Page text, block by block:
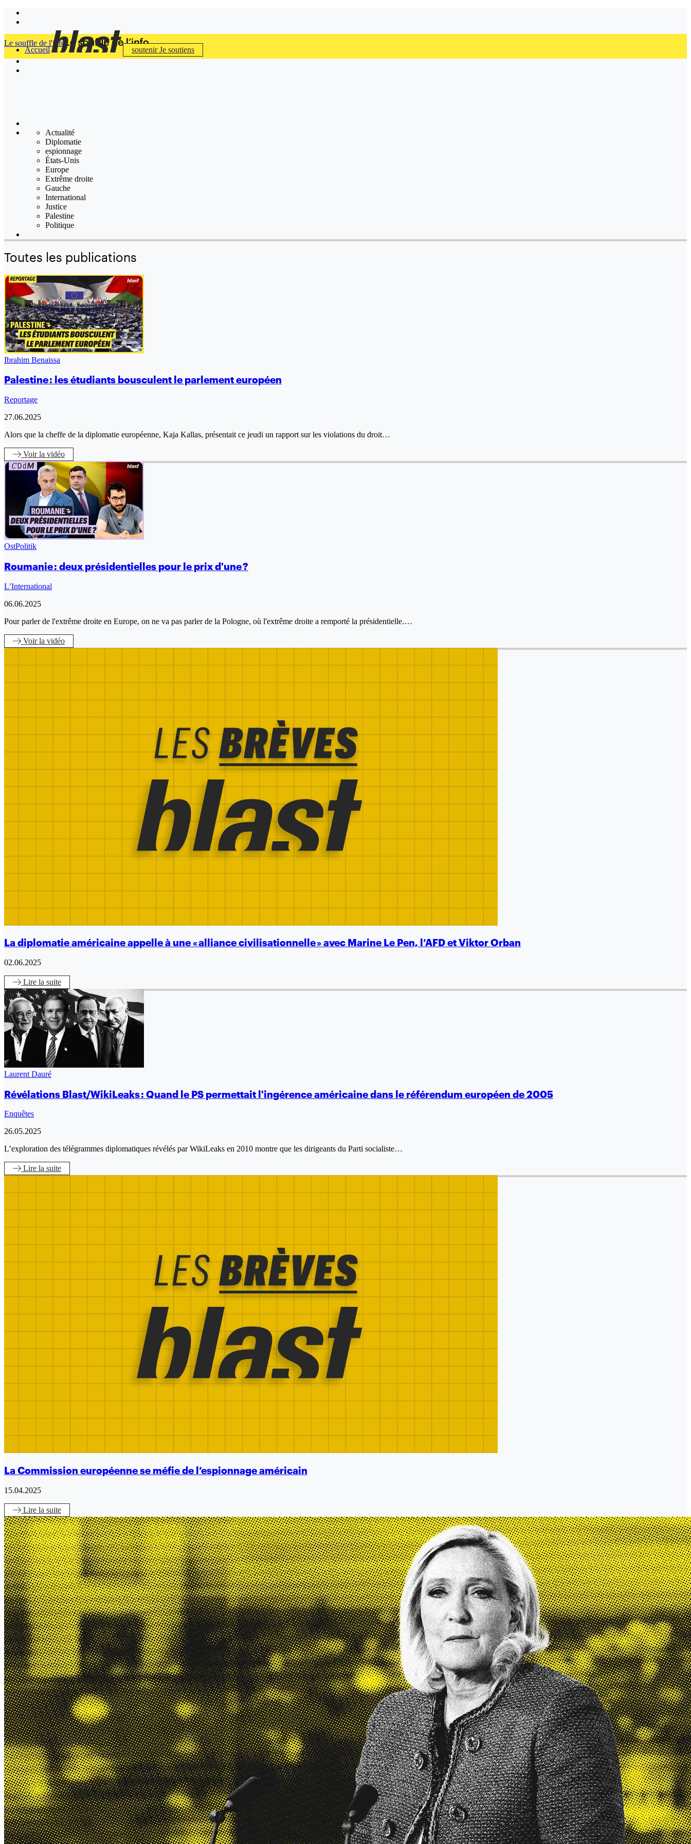
Accueil soutenirJe soutiens
Le souffle de l'info
Actualité
Diplomatie
espionnage
États-Unis
Europe
Extrême droite
Gauche
International
Justice
Palestine
Politique
Toutes les publications
Ibrahim Benaissa
Palestine : les étudiants bousculent le parlement européen
Reportage
27.06.2025
Alors que la cheffe de la diplomatie européenne, Kaja Kallas, présentait ce jeudi un rapport sur les violations du droit…
Voirla vidéo
OstPolitik
Roumanie : deux présidentielles pour le prix d'une ?
L’International
06.06.2025
Pour parler de l'extrême droite en Europe, on ne va pas parler de la Pologne, où l'extrême droite a remporté la présidentielle.…
Voirla vidéo
La diplomatie américaine appelle à une « alliance civilisationnelle » avec Marine Le Pen, l’AFD et Viktor Orban
02.06.2025
Lire la suite
Laurent Dauré
Révélations Blast/WikiLeaks : Quand le PS permettait l'ingérence américaine dans le référendum européen de 2005
Enquêtes
26.05.2025
L’exploration des télégrammes diplomatiques révélés par WikiLeaks en 2010 montre que les dirigeants du Parti socialiste…
Lire la suite
La Commission européenne se méfie de l’espionnage américain
15.04.2025
Lire la suite